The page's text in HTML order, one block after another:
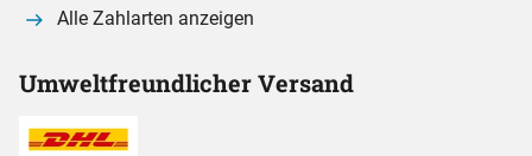
Alle Zahlarten anzeigen
Umweltfreundlicher Versand